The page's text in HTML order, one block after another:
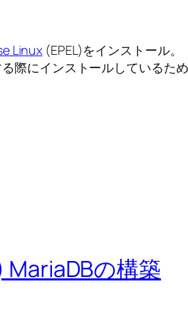
Linux (EPEL)をインストール。
際にインストールしているた
MariaDBの構築